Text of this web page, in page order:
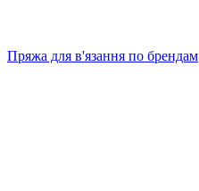
Пряжа для в'язання по брендам